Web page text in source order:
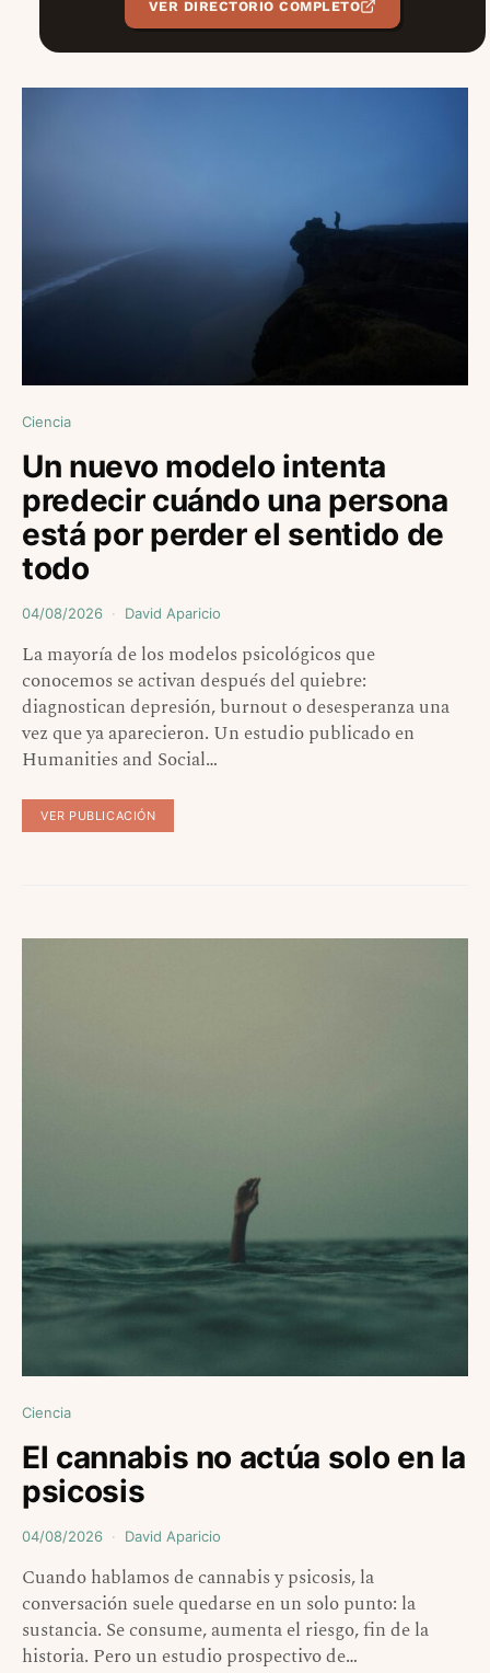
VER DIRECTORIO COMPLETO
Ciencia
Un nuevo modelo intenta
predecir cuándo una persona
está por perder el sentido de
todo
04/08/2026 David Aparicio
La mayoría de los modelos psicológicos que
conocemos se activan después del quiebre:
diagnostican depresión, burnout o desesperanza una
vez que ya aparecieron. Un estudio publicado en
Humanities and Social…
VER PUBLICACIÓN
Ciencia
El cannabis no actúa solo en la
psicosis
04/08/2026 David Aparicio
Cuando hablamos de cannabis y psicosis, la
conversación suele quedarse en un solo punto: la
sustancia. Se consume, aumenta el riesgo, fin de la
historia. Pero un estudio prospectivo de…